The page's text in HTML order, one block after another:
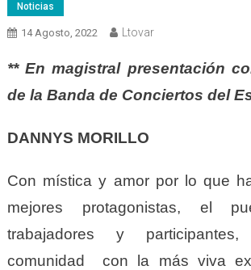
Noticias
14 Agosto, 2022 Ltovar
** En magistral presentación
de la Banda de Conciertos del
DANNYS MORILLO
Con mística y amor por lo que
mejores protagonistas, el
trabajadores y
comunidad con la más viva